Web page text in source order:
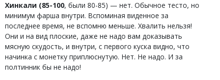
Хинкали (85-100, были 80-85) — нет. Обычное тесто, но
минимум фарша внутри. Вспоминая виденное за
последнее время, не вспомню меньше. Хвалить нельзя!
Они и на вид плоские, даже не надо вам доказывать
мясную скудость, и внутри, с первого куска видно, что
начинка с монетку приплюснутую. Нет. Не надо. И за
полтинник бы не надо!